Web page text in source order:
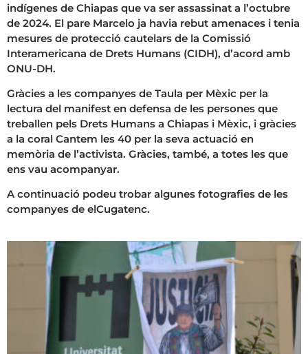
indígenes de Chiapas que va ser assassinat a l’octubre
de 2024. El pare Marcelo ja havia rebut amenaces i tenia
mesures de protecció cautelars de la Comissió
Interamericana de Drets Humans (CIDH), d’acord amb
ONU-DH.
Gràcies a les companyes de Taula per Mèxic per la
lectura del manifest en defensa de les persones que
treballen pels Drets Humans a Chiapas i Mèxic, i gràcies
a la coral Cantem les 40 per la seva actuació en
memòria de l’activista. Gràcies, també, a totes les que
ens vau acompanyar.
A continuació podeu trobar algunes fotografies de les
companyes de elCugatenc.